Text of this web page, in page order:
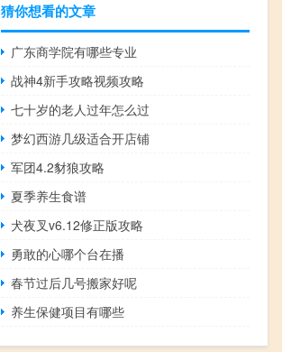
猜你想看的文章
广东商学院有哪些专业
战神4新手攻略视频攻略
七十岁的老人过年怎么过
梦幻西游几级适合开店铺
军团4.2豺狼攻略
夏季养生食谱
犬夜叉v6.12修正版攻略
勇敢的心哪个台在播
春节过后几号搬家好呢
养生保健项目有哪些